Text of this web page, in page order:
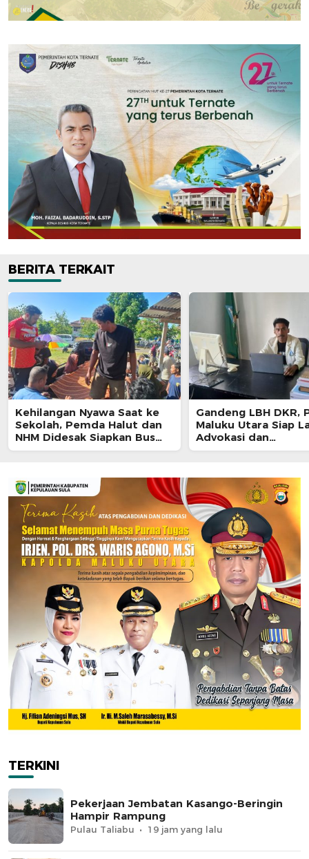
BERITA TERKAIT
Kehilangan Nyawa Saat ke
Sekolah, Pemda Halut dan
NHM Didesak Siapkan Bus
untuk Siswa
Gandeng LBH DKR,
Maluku Utara Siap
Advokasi dan
Pendampingan
TERKINI
Pekerjaan Jembatan Kasango-Beringin
Hampir Rampung
Pulau Taliabu 19 jam yang lalu